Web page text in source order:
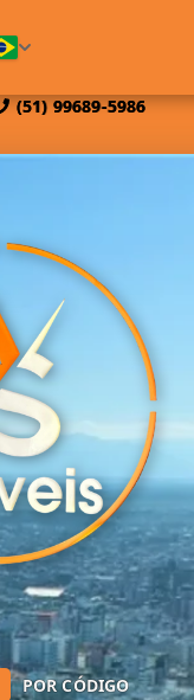
(51) 99689-5986
POR CÓDIGO